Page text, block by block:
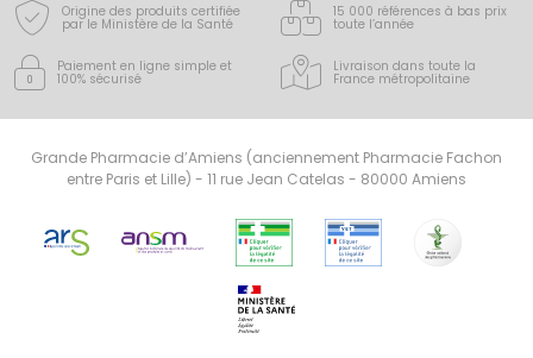
Origine des produits certifiée
par le Ministère de la Santé
15 000 références à bas prix
toute l’année
Paiement en ligne simple et
100% sécurisé
Livraison dans toute la
France métropolitaine
Grande Pharmacie d’Amiens (anciennement Pharmacie Fachon
entre Paris et Lille) - 11 rue Jean Catelas - 80000 Amiens